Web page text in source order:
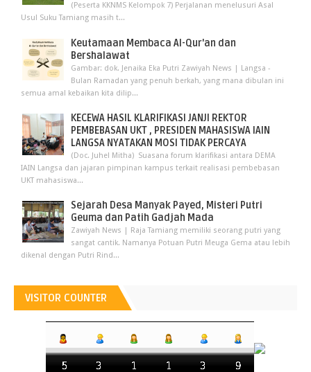
(Peserta KKNMS Kelompok 7) Perjalanan menelusuri Asal
Usul Suku Tamiang masih t...
Keutamaan Membaca Al-Qur'an dan
Bershalawat
Gambar: dok. Jenaika Eka Putri Zawiyah News | Langsa -
Bulan Ramadan yang penuh berkah, yang mana dibulan ini
semua amal kebaikan kita dilip...
KECEWA HASIL KLARIFIKASI JANJI REKTOR
PEMBEBASAN UKT , PRESIDEN MAHASISWA IAIN
LANGSA NYATAKAN MOSI TIDAK PERCAYA
(Doc. Juhel Mitha) Suasana forum klarifikasi antara DEMA
IAIN Langsa dan jajaran pimpinan kampus terkait realisasi pembebasan
UKT mahasiswa...
Sejarah Desa Manyak Payed, Misteri Putri
Geuma dan Patih Gadjah Mada
Zawiyah News | Raja Tamiang memiliki seorang putri yang
sangat cantik. Namanya Potuan Putri Meuga Gema atau lebih
dikenal dengan Putri Rind...
VISITOR COUNTER